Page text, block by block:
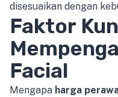
disesuaikan dengan
Faktor
Facial
Mengapa harga